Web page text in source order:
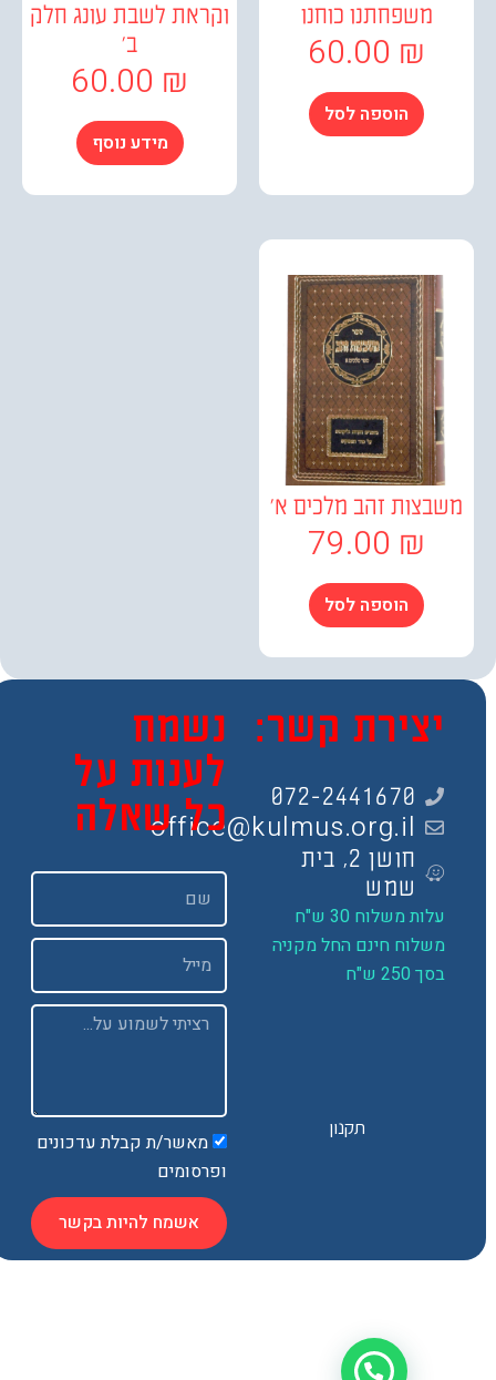
משפחתנו כוחנו
60.00
הוספה לסל
וקראת לשבת עונג חלק
60.00
מידע נוסף
זהב מלכים א'
79.00
הוספה לסל
קשר:
072-2441670
office@kulmus.org.il
חושן 2, בית
שמש
משלוח 30 ש"ח
חינם החל מקניה
נשמח
לענות על
כל שאלה
Email
Message
מאשר/ת קבלת עדכונים
ופרסומים
אשמח להיות בקשר